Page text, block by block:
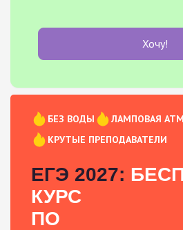
Хочу!
БЕЗ ВОДЫ
ЛАМПОВАЯ
КРУТЫЕ ПРЕПОДАВАТЕЛИ
ЕГЭ 2027:
КУРС
ПО